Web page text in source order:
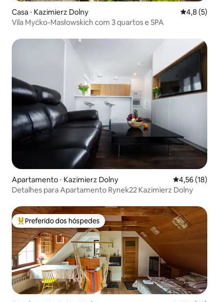
Casa ⋅ Kazimierz Dolny 4,8 de
4,8 (5)
Vila Myćko-Masłowskich com 3 quartos e SPA
Apartamento ⋅ Kazimierz Dolny 4,56 de uma
4,56 (18)
Detalhes para Apartamento Rynek22 Kazimierz Dolny
Entre os melhores preferidos dos hóspedes
Preferido dos hóspedes